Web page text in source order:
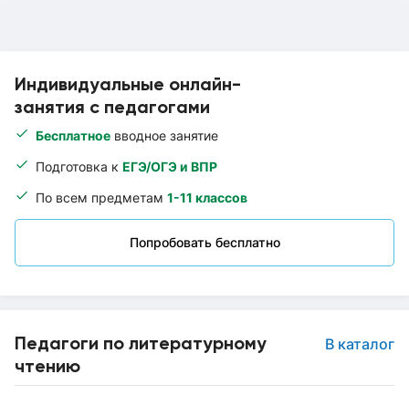
Индивидуальные онлайн-
занятия с педагогами
Бесплатное вводное занятие
Подготовка к ЕГЭ/ОГЭ и ВПР
По всем предметам 1-11 классов
Попробовать бесплатно
Педагоги по литературному
чтению
В каталог